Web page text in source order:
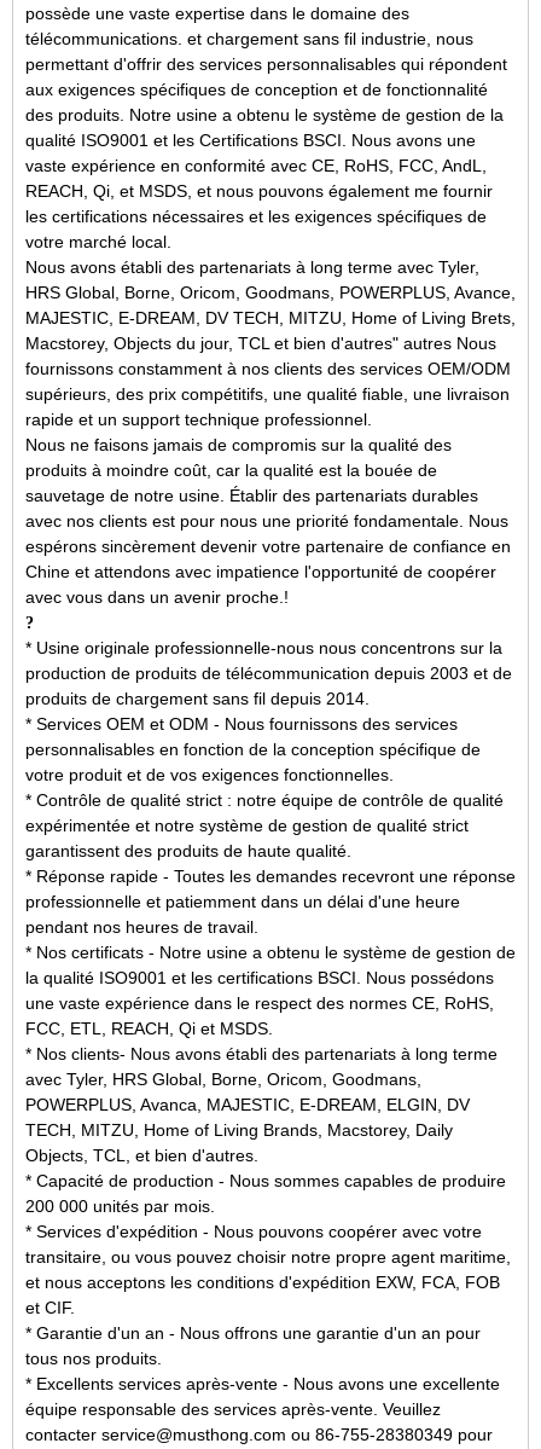
possède une vaste expertise dans le domaine des
télécommunications. et chargement sans fil industrie, nous
permettant d'offrir des services personnalisables qui répondent
aux exigences spécifiques de conception et de fonctionnalité
des produits. Notre usine a obtenu le système de gestion de la
qualité ISO9001 et les Certifications BSCI. Nous avons une
vaste expérience en conformité avec CE, RoHS, FCC, AndL,
REACH, Qi, et MSDS, et nous pouvons également me fournir
les certifications nécessaires et les exigences spécifiques de
votre marché local.
Nous avons établi des partenariats à long terme avec Tyler,
HRS Global, Borne, Oricom, Goodmans, POWERPLUS, Avance,
MAJESTIC, E-DREAM, DV TECH, MITZU, Home of Living Brets,
Macstorey, Objects du jour, TCL et bien d'autres" autres Nous
fournissons constamment à nos clients des services OEM/ODM
supérieurs, des prix compétitifs, une qualité fiable, une livraison
rapide et un support technique professionnel.
Nous ne faisons jamais de compromis sur la qualité des
produits à moindre coût, car la qualité est la bouée de
sauvetage de notre usine. Établir des partenariats durables
avec nos clients est pour nous une priorité fondamentale. Nous
espérons sincèrement devenir votre partenaire de confiance en
Chine et attendons avec impatience l'opportunité de coopérer
avec vous dans un avenir proche.!
?
* Usine originale professionnelle-nous nous concentrons sur la
production de produits de télécommunication depuis 2003 et de
produits de chargement sans fil depuis 2014.
* Services OEM et ODM - Nous fournissons des services
personnalisables en fonction de la conception spécifique de
votre produit et de vos exigences fonctionnelles.
* Contrôle de qualité strict : notre équipe de contrôle de qualité
expérimentée et notre système de gestion de qualité strict
garantissent des produits de haute qualité.
* Réponse rapide - Toutes les demandes recevront une réponse
professionnelle et patiemment dans un délai d'une heure
pendant nos heures de travail.
* Nos certificats - Notre usine a obtenu le système de gestion de
la qualité ISO9001 et les certifications BSCI. Nous possédons
une vaste expérience dans le respect des normes CE, RoHS,
FCC, ETL, REACH, Qi et MSDS.
* Nos clients- Nous avons établi des partenariats à long terme
avec Tyler, HRS Global, Borne, Oricom, Goodmans,
POWERPLUS, Avanca, MAJESTIC, E-DREAM, ELGIN, DV
TECH, MITZU, Home of Living Brands, Macstorey, Daily
Objects, TCL, et bien d'autres.
* Capacité de production - Nous sommes capables de produire
200 000 unités par mois.
* Services d'expédition - Nous pouvons coopérer avec votre
transitaire, ou vous pouvez choisir notre propre agent maritime,
et nous acceptons les conditions d'expédition EXW, FCA, FOB
et CIF.
* Garantie d'un an - Nous offrons une garantie d'un an pour
tous nos produits.
* Excellents services après-vente - Nous avons une excellente
équipe responsable des services après-vente. Veuillez
contacter service@musthong.com ou 86-755-28380349 pour